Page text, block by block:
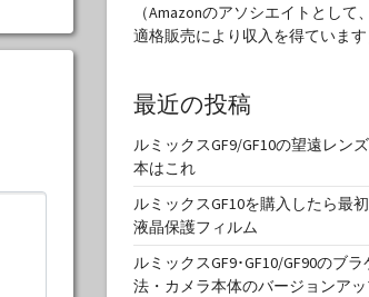
（Amazonのアソシエイトとして
適格販売により収入を得ています
最近の投稿
ルミックスGF9/GF10の望遠レン
本はこれ
ルミックスGF10を購入したら最
液晶保護フィルム
ルミックスGF9･GF10/GF90のブ
法・カメラ本体のバージョンア